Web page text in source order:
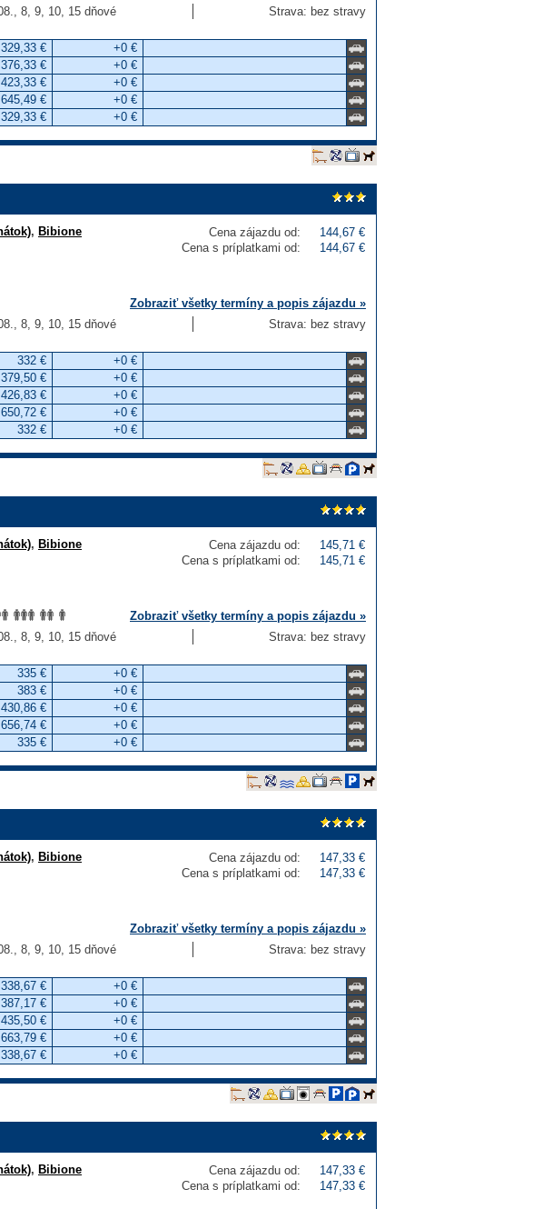
8, 9, 10, 15 dňové Strava: bez stravy
329,33 €
+0 €
376,33 €
+0 €
423,33 €
+0 €
645,49 €
+0 €
329,33 € +0 €
Cena zájazdu od:
144,67 €
Cena s príplatkami od:
144,67 €
, Bibione
Zobraziť všetky termíny a popis zájazdu »
8, 9, 10, 15 dňové Strava: bez stravy
332 €
+0 €
379,50 €
+0 €
426,83 €
+0 €
650,72 €
+0 €
332 € +0 €
Cena zájazdu od:
145,71 €
Cena s príplatkami od:
145,71 €
, Bibione
Zobraziť všetky termíny a popis zájazdu »
8, 9, 10, 15 dňové Strava: bez stravy
335 €
+0 €
383 €
+0 €
430,86 €
+0 €
656,74 €
+0 €
335 € +0 €
Cena zájazdu od:
147,33 €
Cena s príplatkami od:
147,33 €
, Bibione
Zobraziť všetky termíny a popis zájazdu »
8, 9, 10, 15 dňové Strava: bez stravy
338,67 €
+0 €
387,17 €
+0 €
435,50 €
+0 €
663,79 €
+0 €
338,67 € +0 €
Cena zájazdu od:
147,33 €
Cena s príplatkami od:
147,33 €
, Bibione